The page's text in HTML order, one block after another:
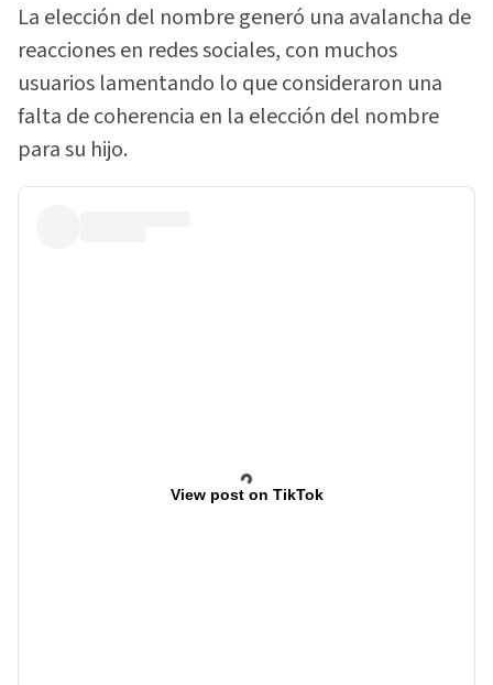
La elección del nombre generó una avalancha de
reacciones en redes sociales, con muchos
usuarios lamentando lo que consideraron una
falta de coherencia en la elección del nombre
para su hijo.
View post on TikTok